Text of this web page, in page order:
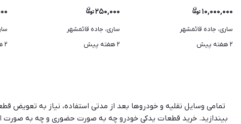
۱۰,۰۰۰,۰۰۰
ساری، جاده قائمشهر
۲ هفته پیش
۲۵۰,۰۰۰
ساری، جاده قائمشهر
۲ هفته پیش
۲ هفته پیش
تمامی وسایل نقلیه‌ و خودروها بعد از مدتی استفاده، نیاز به تعویض
بیندازید. خرید قطعات یدکی خودرو چه به صورت حضوری و چه به صورت